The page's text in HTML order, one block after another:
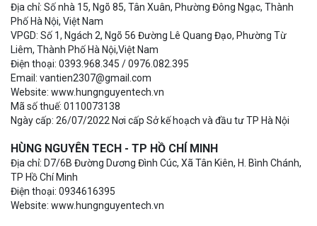
Địa chỉ: Số nhà 15, Ngõ 85, Tân Xuân, Phường Đông Ngạc, Thành
Phố Hà Nội, Việt Nam
VPGD: Số 1, Ngách 2, Ngõ 56 Đường Lê Quang Đạo, Phường Từ
Liêm, Thành Phố Hà Nội,Việt Nam
Điện thoại: 0393.968.345 / 0976.082.395
Email: vantien2307@gmail.com
Website: www.hungnguyentech.vn
Mã số thuế: 0110073138
Ngày cấp: 26/07/2022 Nơi cấp Sở kế hoạch và đầu tư TP Hà Nội
HÙNG NGUYÊN TECH - TP HỒ CHÍ MINH
Địa chỉ: D7/6B Đường Dương Đình Cúc, Xã Tân Kiên, H. Bình Chánh,
TP Hồ Chí Minh
Điện thoại: 0934616395
Website: www.hungnguyentech.vn